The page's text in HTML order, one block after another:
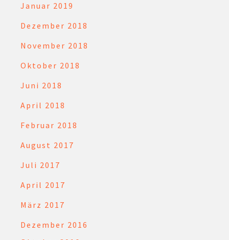
Januar 2019
Dezember 2018
November 2018
Oktober 2018
Juni 2018
April 2018
Februar 2018
August 2017
Juli 2017
April 2017
März 2017
Dezember 2016